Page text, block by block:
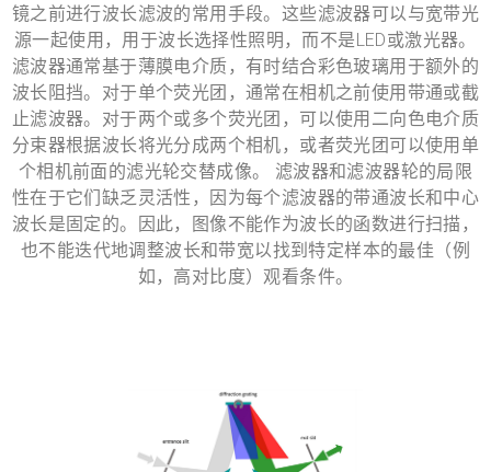
镜之前进行波长滤波的常用手段。这些滤波器可以与宽带光
源一起使用，用于波长选择性照明，而不是LED或激光器。
滤波器通常基于薄膜电介质，有时结合彩色玻璃用于额外的
波长阻挡。对于单个荧光团，通常在相机之前使用带通或截
止滤波器。对于两个或多个荧光团，可以使用二向色电介质
分束器根据波长将光分成两个相机，或者荧光团可以使用单
个相机前面的滤光轮交替成像。 滤波器和滤波器轮的局限
性在于它们缺乏灵活性，因为每个滤波器的带通波长和中心
波长是固定的。因此，图像不能作为波长的函数进行扫描，
也不能迭代地调整波长和带宽以找到特定样本的最佳（例
如，高对比度）观看条件。